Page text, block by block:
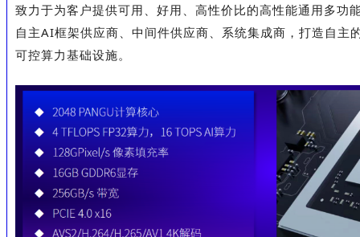
致力于为客户提供可用、好用、高性价比的高性能通用多功
自主AI框架供应商、中间件供应商、系统集成商，打造自主
可控算力基础设施。